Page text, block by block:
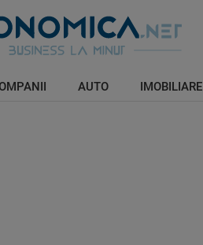
AUTO IMOBILIARE